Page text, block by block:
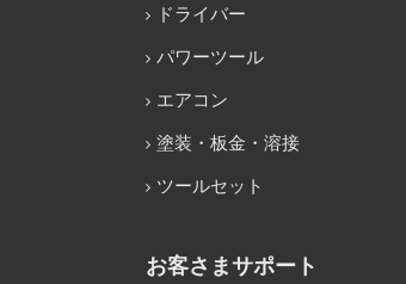
ドライバー
パワーツール
エアコン
塗装・板金・溶接
ツールセット
お客さまサポート